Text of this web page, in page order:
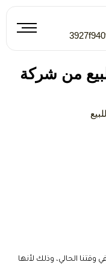
من شركة
الحالي، وذلك لأنها